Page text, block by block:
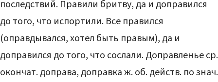
последствий. Правили бритву, да и доправился
до того, что испортили. Все правился
(оправдывался, хотел быть правым), да и
доправился до того, что сослали. Доправленье ср.
окончат. доправа, доправка ж. об. действ. по знач.